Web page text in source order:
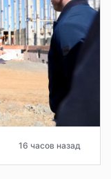
16 часов назад